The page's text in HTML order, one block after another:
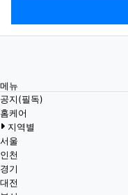
메뉴
공지(필독)
홈케어
지역별
서울
인천
경기
대전